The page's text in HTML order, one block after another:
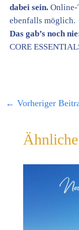
dabei sein. Online-
ebenfalls möglich.
Das gab’s noch
CORE
← Vorheriger